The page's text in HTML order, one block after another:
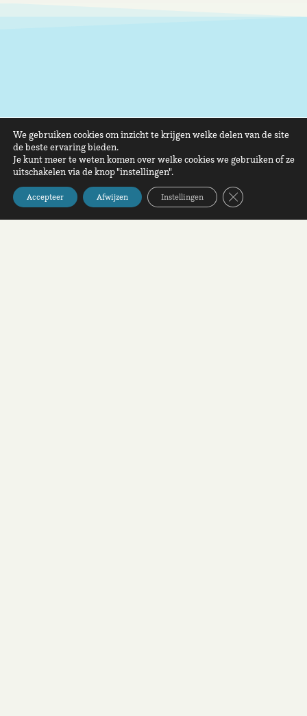
We gebruiken cookies om inzicht te krijgen welke delen van de site
de beste ervaring bieden.
Je kunt meer te weten komen over welke cookies we gebruiken of ze
uitschakelen via de knop "instellingen".
Accepteer Afwijzen Instellingen Sluit AVG/GDPR